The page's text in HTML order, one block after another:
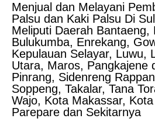
Menjual dan Melayani
Palsu dan Kaki Palsu Di
Meliputi Daerah Bantaeng,
Bulukumba, Enrekang,
Kepulauan Selayar, Luwu,
Utara, Maros, Pangkajene
Pinrang, Sidenreng
Soppeng, Takalar, Tana
Wajo, Kota Makassar,
Parepare dan Sekitarnya